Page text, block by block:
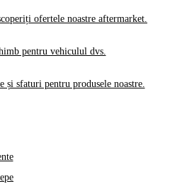
ofertele noastre aftermarket.
pentru vehiculul dvs.
sfaturi pentru produsele noastre.